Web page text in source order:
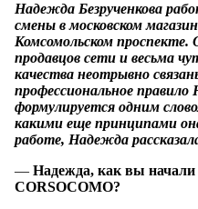
Надежда Безрученкова
смены в московском
Комсомольском
продавцов сети и весьма
качества неотрывно
профессиональное правило
формулируется одним
какими еще принципами
работе, Надежда
— Надежда, как вы начали
CORSOCOMO?